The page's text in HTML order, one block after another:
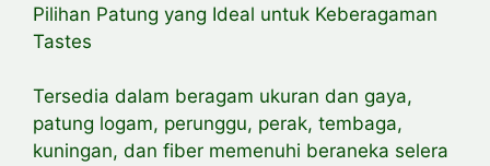
Pilihan Patung yang Ideal untuk Keberagaman
Tastes
Tersedia dalam beragam ukuran dan gaya,
patung logam, perunggu, perak, tembaga,
kuningan, dan fiber memenuhi beraneka selera